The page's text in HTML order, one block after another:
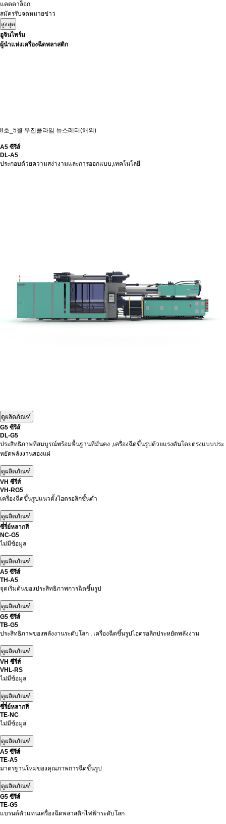
แคตตาล็อก
สมัครรับจดหมายข่าว
สูงสุด
อูจินไพร์ม
ผู้นำแห่งเครื่องฉีดพลาสติก
8호_5월 우진플라임 뉴스레터(해외)
A5 ซีรีส์
DL-A5
ประกอบด้วยความสง่างามและการออกแบบ,เทคโนโลยี
G5 ซีรีส์
DL-G5
ประสิทธิภาพที่สมบูรณ์พร้อมพื้นฐานที่มั่นคง ,เครื่องฉีดขึ้นรูปด้วยแรงดันโดยตรงแบบประ
หยัดพลังงานสองแผ่
VH ซีรีส์
VH-RG5
เครื่องฉีดขึ้นรูปแนวตั้งไฮดรอลิกชั้นต่ำ
ซี่รี่ย์หลากสี
NC-G5
ไม่มีข้อมูล
A5 ซีรีส์
TH-A5
จุดเริ่มต้นของประสิทธิภาพการฉีดขึ้นรูป
G5 ซีรีส์
TB-G5
ประสิทธิภาพของพลังงานระดับโลก , เครื่องฉีดขึ้นรูปไฮดรอลิกประหยัดพลังงาน
VH ซีรีส์
VHL-RS
ไม่มีข้อมูล
ซี่รี่ย์หลากสี
TE-NC
ไม่มีข้อมูล
A5 ซีรีส์
TE-A5
มาตรฐานใหม่ของคุณภาพการฉีดขึ้นรูป
G5 ซีรีส์
TE-G5
แบรนด์ตัวแทนเครื่องฉีดพลาสติกไฟฟ้าระดับโลก